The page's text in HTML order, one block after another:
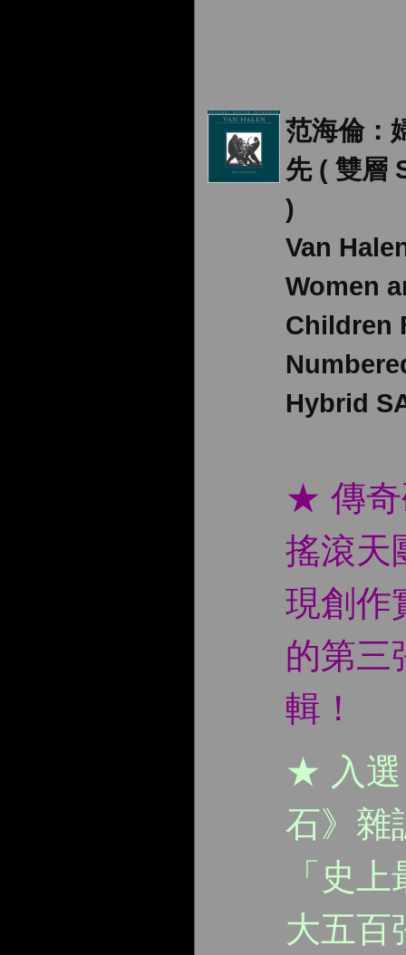
范海倫：
先 ( 雙層
)
Van
Women
Children
Hybrid
★ 傳奇
搖滾天
現創作
的第三
輯！
★ 入選
石》雜
「史
大五百